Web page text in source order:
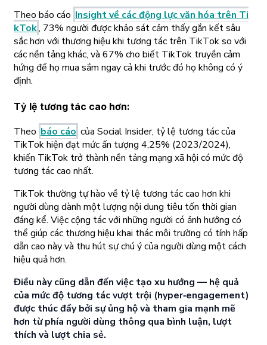
Theo báo cáo Insight về các động lực văn hóa trên Ti
kTok, 73% người được khảo sát cảm thấy gắn kết sâu
sắc hơn với thương hiệu khi tương tác trên TikTok so với
các nền tảng khác, và 67% cho biết TikTok truyền cảm
hứng để họ mua sắm ngay cả khi trước đó họ không có ý
định.
Tỷ lệ tương tác cao hơn:
Theo báo cáo của Social Insider, tỷ lệ tương tác của
TikTok hiện đạt mức ấn tượng 4,25% (2023/2024),
khiến TikTok trở thành nền tảng mạng xã hội có mức độ
tương tác cao nhất.
TikTok thường tự hào về tỷ lệ tương tác cao hơn khi
người dùng dành một lượng nội dung tiêu tốn thời gian
đáng kể. Việc cộng tác với những người có ảnh hưởng có
thể giúp các thương hiệu khai thác môi trường có tính hấp
dẫn cao này và thu hút sự chú ý của người dùng một cách
hiệu quả hơn.
Điều này cũng dẫn đến việc tạo xu hướng — hệ quả
của mức độ tương tác vượt trội (hyper‑engagement)
được thúc đẩy bởi sự ủng hộ và tham gia mạnh mẽ
hơn từ phía người dùng thông qua bình luận, lượt
thích và lượt chia sẻ.